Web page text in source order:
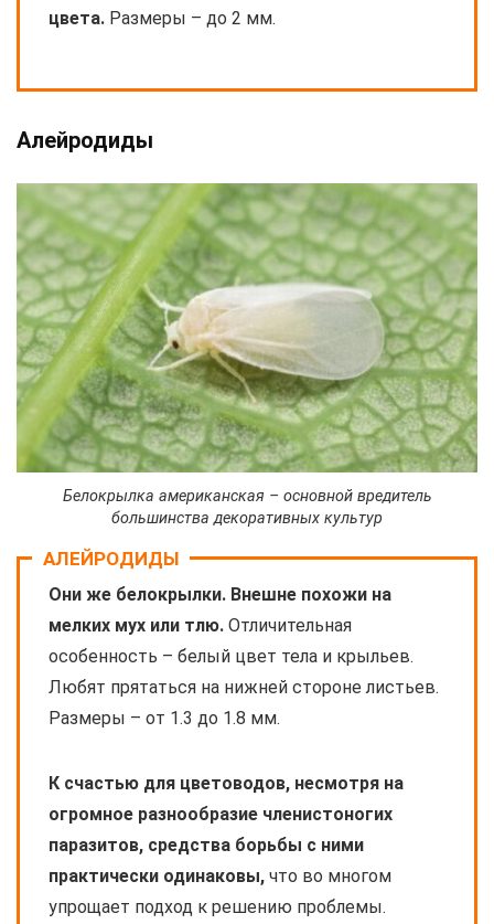
цвета. Размеры – до 2 мм.
Алейродиды
Белокрылка американская – основной вредитель
большинства декоративных культур
АЛЕЙРОДИДЫ
Они же белокрылки. Внешне похожи на
мелких мух или тлю. Отличительная
особенность – белый цвет тела и крыльев.
Любят прятаться на нижней стороне листьев.
Размеры – от 1.3 до 1.8 мм.
К счастью для цветоводов, несмотря на
огромное разнообразие членистоногих
паразитов, средства борьбы с ними
практически одинаковы, что во многом
упрощает подход к решению проблемы.